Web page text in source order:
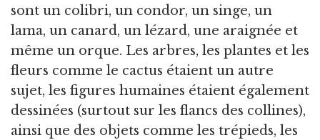
sont un colibri, un condor, un singe, un
lama, un canard, un lézard, une araignée et
même un orque. Les arbres, les plantes et les
fleurs comme le cactus étaient un autre
sujet, les figures humaines étaient également
dessinées (surtout sur les flancs des collines),
ainsi que des objets comme les trépieds, les